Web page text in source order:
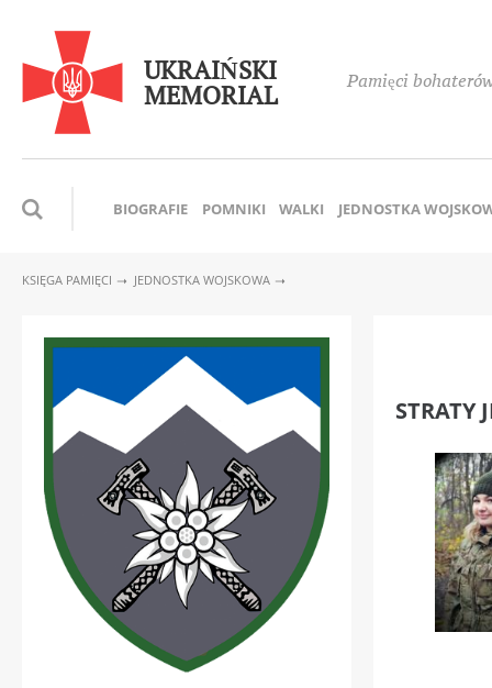
UKRAIŃSKI
MEMORIAL Pamięci
BIOGRAFIE POMNIKI WALKI JEDNOSTKA
KSIĘGA PAMIĘCI JEDNOSTKA WOJSKOWA
STRATY